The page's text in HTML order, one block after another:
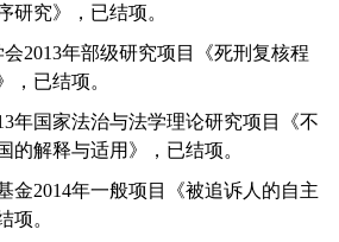
研究》，已结项。
2013年部级研究项目《死刑复核程
，已结项。
年国家法治与法学理论研究项目《不
的解释与适用》，已结项。
金2014年一般项目《被追诉人的自主
项。